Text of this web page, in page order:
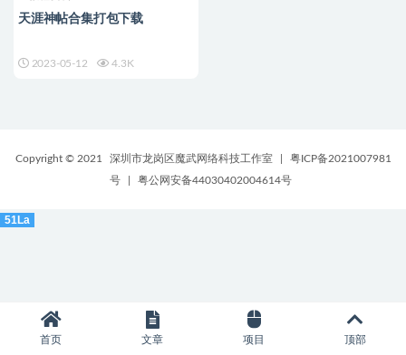
天涯神帖合集打包下载
2023-05-12 4.3K
Copyright © 2021 深圳市龙岗区魔武网络科技工作室
粤ICP备2021007981
号
粤公网安备44030402004614号
首页 文章 项目 顶部
51La